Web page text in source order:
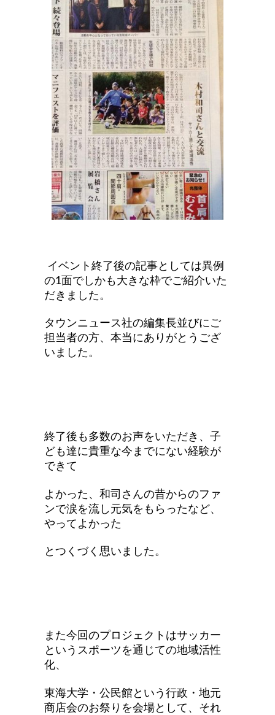
イベント終了後の記事としては異例
の1面でしかも大きな枠でご紹介いた
だきました。
タウンニュース社の編集長並びにご
担当者の方、本当にありがとうござ
いました。
終了後も多数のお声をいただき、子
ども達に貴重な今までにない経験が
できて
よかった、和司さんの昔からのファ
ンで涙を流し元気をもらったなど、
やってよかった
とつくづく思いました。
また今回のプロジェクトはサッカー
というスポーツを通じての地域活性
化、
東海大学・公民館という行政・地元
商店会のお祭りを会場として、それ